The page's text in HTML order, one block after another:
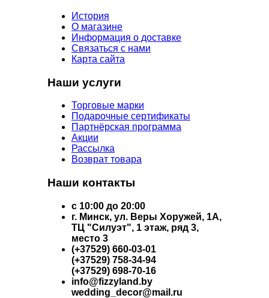
История
О магазине
Информация о доставке
Связаться с нами
Карта сайта
Наши услуги
Торговые марки
Подарочные сертификаты
Партнёрская программа
Акции
Рассылка
Возврат товара
Наши контакты
с 10:00 до 20:00
г. Минск, ул. Веры Хоружей, 1А,
ТЦ "Силуэт", 1 этаж, ряд 3,
место 3
(+37529) 660-03-01
(+37529) 758-34-94
(+37529) 698-70-16
info@fizzyland.by
wedding_decor@mail.ru